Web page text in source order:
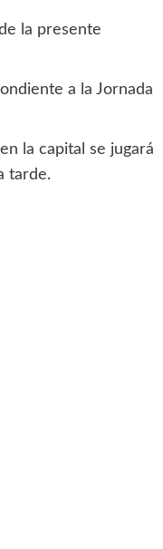
la presente
a la Jornada
la capital se jugará
tarde.